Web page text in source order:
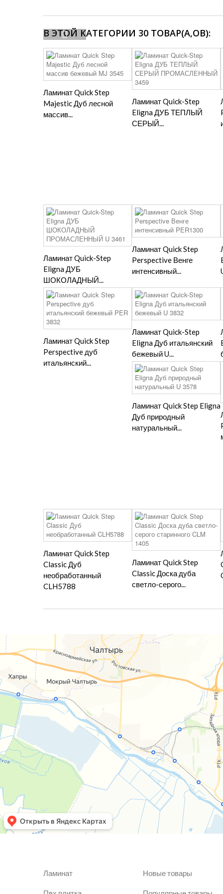
В ЭТОЙ КАТЕГОРИИ 30 ТОВАР(А,ОВ):
Ламинат Quick Step
Majestic Дуб лесной
массив...
Ламинат Quick-Step
Eligna ДУБ ТЕПЛЫЙ
СЕРЫЙ...
Ламинат Quick-Step
Eligna ДУБ
ШОКОЛАДНЫЙ...
Ламинат Quick Step
Perspective Венге
интенсивный...
Ламинат Quick Step
Perspective дуб
итальянский...
Ламинат Quick-Step
Eligna Дуб итальянский
бежевый U...
Ламинат Quick Step Eligna
Дуб природный
натуральный...
Ламинат Quick Step
Classic Дуб
необработанный
CLH5788
Ламинат Quick Step
Classic Доска дуба
светло-серого...
Ламинат Новые товары